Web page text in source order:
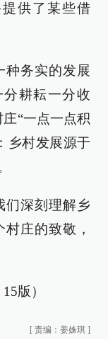
供了某些借
种务实的发展
耕耘一分收
“一点一点积
乡村发展源于
们深刻理解乡
庄的致敬，
版）
[ 责编：姜姝琪 ]